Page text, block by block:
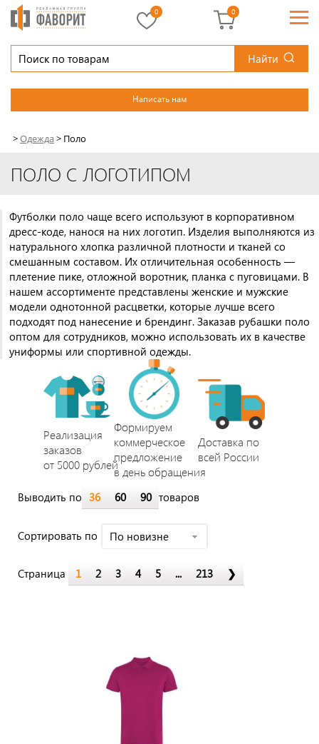
Найти
Написать нам
0 0
>Одежда> Поло
ПОЛО С ЛОГОТИПОМ
Футболки поло чаще всего используют в корпоративном
дресс-коде, нанося на них логотип. Изделия выполняются из
натурального хлопка различной плотности и тканей со
смешанным составом. Их отличительная особенность —
плетение пике, отложной воротник, планка с пуговицами. В
нашем ассортименте представлены женские и мужские
модели однотонной расцветки, которые лучше всего
подходят под нанесение и брендинг. Заказав рубашки поло
оптом для сотрудников, можно использовать их в качестве
униформы или спортивной одежды.
Реализация
заказов
от 5000 рублей
Формируем
коммерческое
предложение
в день обращения
Доставка по
всей России
Выводить по 36 60 90 товаров
Cортировать по По новизне
Страница 1 2 3 4 5 ... 213 ❯